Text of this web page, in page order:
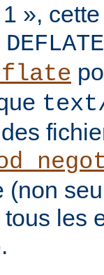
»,
DEFLATE
(non
les